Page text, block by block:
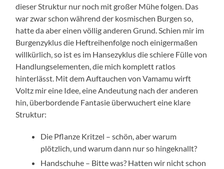
dieser Struktur nur noch mit großer Mühe folgen. Das
war zwar schon während der kosmischen Burgen so,
hatte da aber einen völlig anderen Grund. Schien mir im
Burgenzyklus die Heftreihenfolge noch einigermaßen
willkürlich, so ist es im Hansezyklus die schiere Fülle von
Handlungselementen, die mich komplett ratlos
hinterlässt. Mit dem Auftauchen von Vamamu wirft
Voltz mir eine Idee, eine Andeutung nach der anderen
hin, überbordende Fantasie überwuchert eine klare
Struktur:
Die Pflanze Kritzel – schön, aber warum
plötzlich, und warum dann nur so hingeknallt?
Handschuhe – Bitte was? Hatten wir nicht schon